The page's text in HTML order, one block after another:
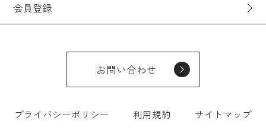
会員登録
お問い合わせ
プライバシーポリシー 利用規約 サイトマップ